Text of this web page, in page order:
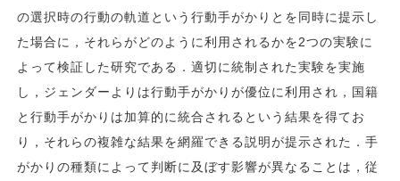
の選択時の行動の軌道という行動手がかりとを同時に提示し
た場合に，それらがどのように利用されるかを2つの実験に
よって検証した研究である．適切に統制された実験を実施
し，ジェンダーよりは行動手がかりが優位に利用され，国籍
と行動手がかりは加算的に統合されるという結果を得てお
り，それらの複雑な結果を網羅できる説明が提示された．手
がかりの種類によって判断に及ぼす影響が異なることは，従